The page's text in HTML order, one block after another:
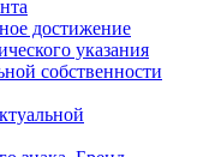
достижение
указания
собственности